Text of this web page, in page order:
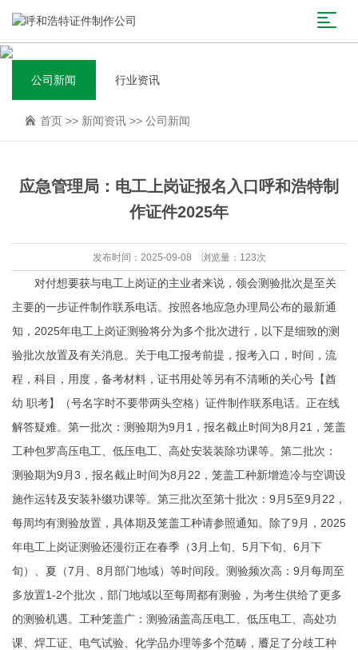
公司新闻 行业资讯
首页 >> 新闻资讯 >> 公司新闻
应急管理局：电工上岗证报名入口呼和浩特制
作证件2025年
发布时间：2025-09-08 浏览量：123次
对付想要获与电工上岗证的主业者来说，领会测验批次是至关
主要的一步证件制作联系电话。按照各地应急办理局公布的最新通
知，2025年电工上岗证测验将分为多个批次进行，以下是细致的测
验批次放置及有关消息。关于电工报考前提，报考入口，时间，流
程，科目，用度，备考材料，证书用处等另有不清晰的关心号【酋
幼 职考】（号名字时不要带两头空格） 证件制作联系电话。正在线
解答疑难。第一批次：测验期为9月1，报名截止时间为8月21，笼盖
工种包罗高压电工、低压电工、高处安装装除功课等。第二批次：
测验期为9月3，报名截止时间为8月22，笼盖工种新增造冷与空调设
施作运转及安装补缀功课等。第三批次至第十批次：9月5至9月22，
每周均有测验放置，具体期及笼盖工种请参照通知。除了9月，2025
年电工上岗证测验还漫衍正在春季（3月上旬、5月下旬、6月下
旬）、夏（7月、8月部门地域）等时间段。测验频次高：9月每周至
多放置1-2个批次，部门地域以至每周都有测验，为考生供给了更多
的测验机遇。工种笼盖广：测验涵盖高压电工、低压电工、高处功
课、焊工证、电气试验、化学品办理等多个范畴，餍足了分歧工种